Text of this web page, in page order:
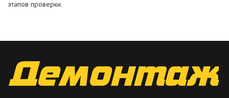
этапов проверки.